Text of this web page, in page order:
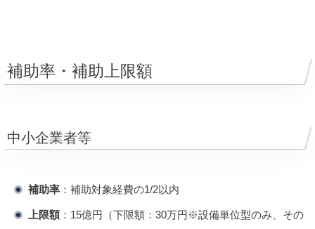
補助率・補助上限額
中小企業者等
補助率 ：補助対象経費の1/2以内
上限額：15億円（下限額：30万円※設備単位型のみ、その